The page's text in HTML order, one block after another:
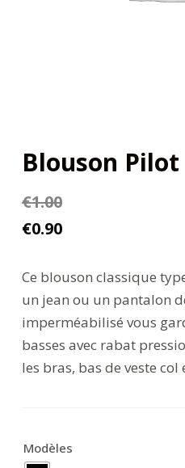
Blouson Pilot
€1.00
€0.90
Ce blouson classique
un jean ou un pantalon
imperméabilisé vous
basses avec rabat
les bras, bas de veste
Modèles